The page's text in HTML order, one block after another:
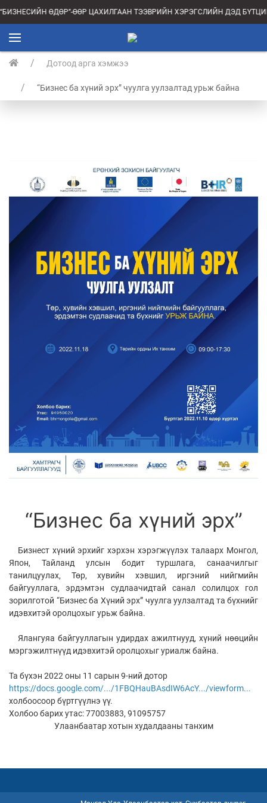
“БИЗНЕСИЙН ӨДӨР”-ӨӨР ЦАХИЛГААН ТЭЭВРИЙН ХЭРЭГСЛИЙН ДЭД
Дотоод арга хэмжээ
“Бизнес ба хүний эрх” чуулга уулзалтад урьж байна
“Бизнес ба хүний эрх”
чуулга уулзалтад урьж
байна
Бизнест хүний эрхийг хэрхэн хэрэгжүүлэх талаарх Монгол,
Япон, Тайланд улсын бодит туршлага, санаачилгыг
танилцуулах, Төр, хувийн хэвшил, иргэний нийгмийн
байгууллага, эрдэмтэн судлаачидтай санал солилцох гол
зорилготой “Бизнес ба Хүний эрх” чуулга уулзалтад та бүхнийг
идэвхитэй оролцохыг урьж байна.
Ялангуяа байгууллагын удирдах ажилтнууд, хүний нөөцийн
мэргэжилтнүүд идэвхитэй оролцохыг уриалж байна.
Та бүхэн 2022 оны 11 сарын 9-ний дотор
https://docs.google.com/.../1FBQHauBAsdIW6AcY.../viewform...
холбоосоор бүртгүүлнэ үү.
Холбоо барих утас: 77003883, 91095757
Улаанбаатар хотын худалдааны танхим